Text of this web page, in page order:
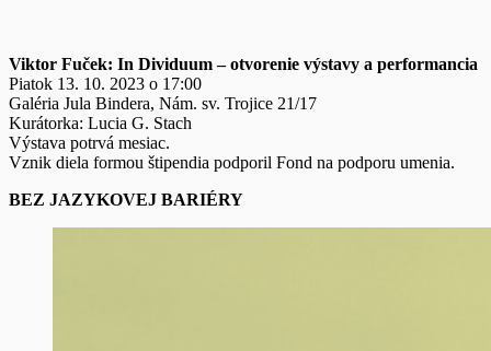
Viktor Fuček: In Dividuum – otvorenie výstavy a performancia
Piatok 13. 10. 2023 o 17:00
Galéria Jula Bindera, Nám. sv. Trojice 21/17
Kurátorka: Lucia G. Stach
Výstava potrvá mesiac.
Vznik diela formou štipendia podporil Fond na podporu umenia.
BEZ JAZYKOVEJ BARIÉRY